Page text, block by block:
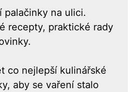
palačinky na ulici.
recepty, praktické rady
co nejlepší kulinářské
aby se vaření stalo